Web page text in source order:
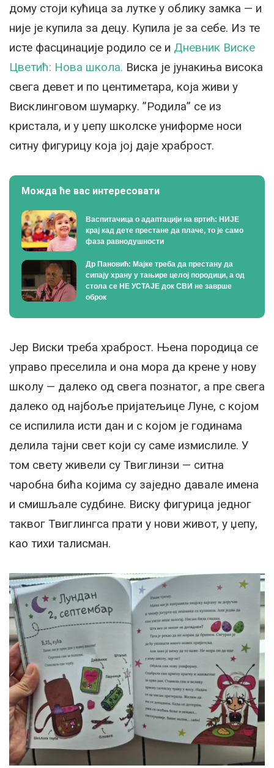
дому стоји кућица за лутке у облику замка — и
није је купила за децу. Купила је за себе. Из те
исте фасцинације родило се и Дневник Виске
Цветић: Нова школа. Виска је јунакиња висока
свега девет и по центиметара, која живи у
Висклинговом шумарку. ”Родила” се из
кристала, и у џепу школске униформе носи
ситну фигурицу која јој даје храброст.
Можда ће вас интересовати
Васпитачица о адаптацији на вртић: НИЈЕ
крај кад дете престане да плаче, то је само
фаза равнодушности
Др Пановић: Мајке треба да престану да
сипају храну у тањире целој породици, а од
стола се НЕ УСТАЈЕ док СВИ не заврше
оброк
Јер Виски треба храброст. Њена породица се
управо преселила и она мора да крене у нову
школу — далеко од свега познатог, а пре свега
далеко од најбоље пријатељице Луне, с којом
се испилила исти дан и с којом је годинама
делила тајни свет који су саме измислиле. У
том свету живели су Твиглинзи — ситна
чаробна бића којима су заједно давале имена
и смишљале судбине. Виску фигурица једног
таквог Твиглингса прати у нови живот, у џепу,
као тихи талисман.